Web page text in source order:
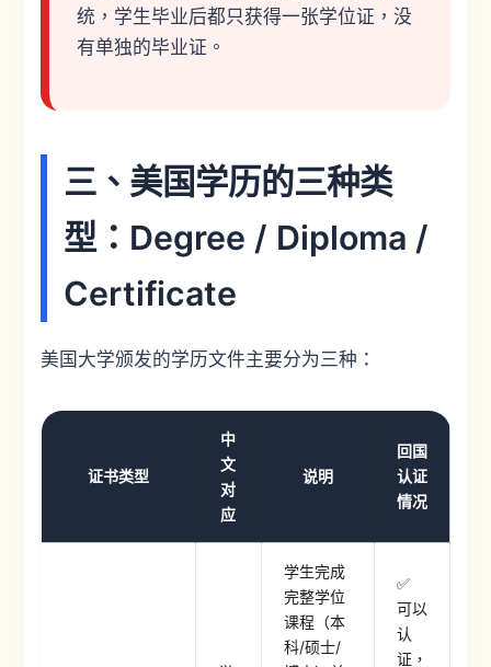
统，学生毕业后都只获得一张学位证，没
有单独的毕业证。
三、美国学历的三种类
型：Degree / Diploma /
Certificate
美国大学颁发的学历文件主要分为三种：
证书类型
中
文
对
应
说明
回国
认证
情况
学生完成
完整学位
课程（本
科/硕士/
✅
可以
认
证，